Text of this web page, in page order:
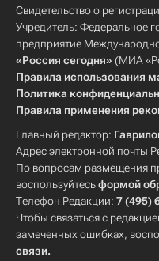
Свидетельство о
Учредитель: Федеральное
предприятие
«Россия сегодня» (МИА
Правила использования
Политика
Правила применения
Главный редактор:
Адрес электронной почты
По вопросам размещения
воспользуйтесьформой
Телефон Редакции: 7 (495)
Чтобы связаться с
замеченных ошибках,
связи.